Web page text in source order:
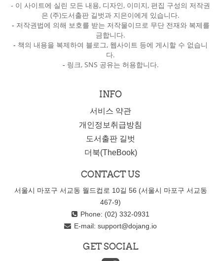
- 이 사이트에 실린 모든 내용, 디자인, 이미지, 편집 구성의 저작권
은 (주)도서출판 길벗과 지은이에게 있습니다.
- 저작권법에 의해 보호를 받는 저작물이므로 무단 전재와 복제를
금합니다.
- 책의 내용을 복제하여 블로그, 웹사이트 등에 게시할 수 없습니
다.
- 링크, SNS 공유는 허용합니다.
INFO
서비스 약관
개인정보취급방침
도서출판 길벗
더북(TheBook)
CONTACT US
서울시 마포구 서교동 월드컵로 10길 56 (서울시 마포구 서교동
467-9)
Phone: (02) 332-0931
E-mail: support@dojang.io
GET SOCIAL